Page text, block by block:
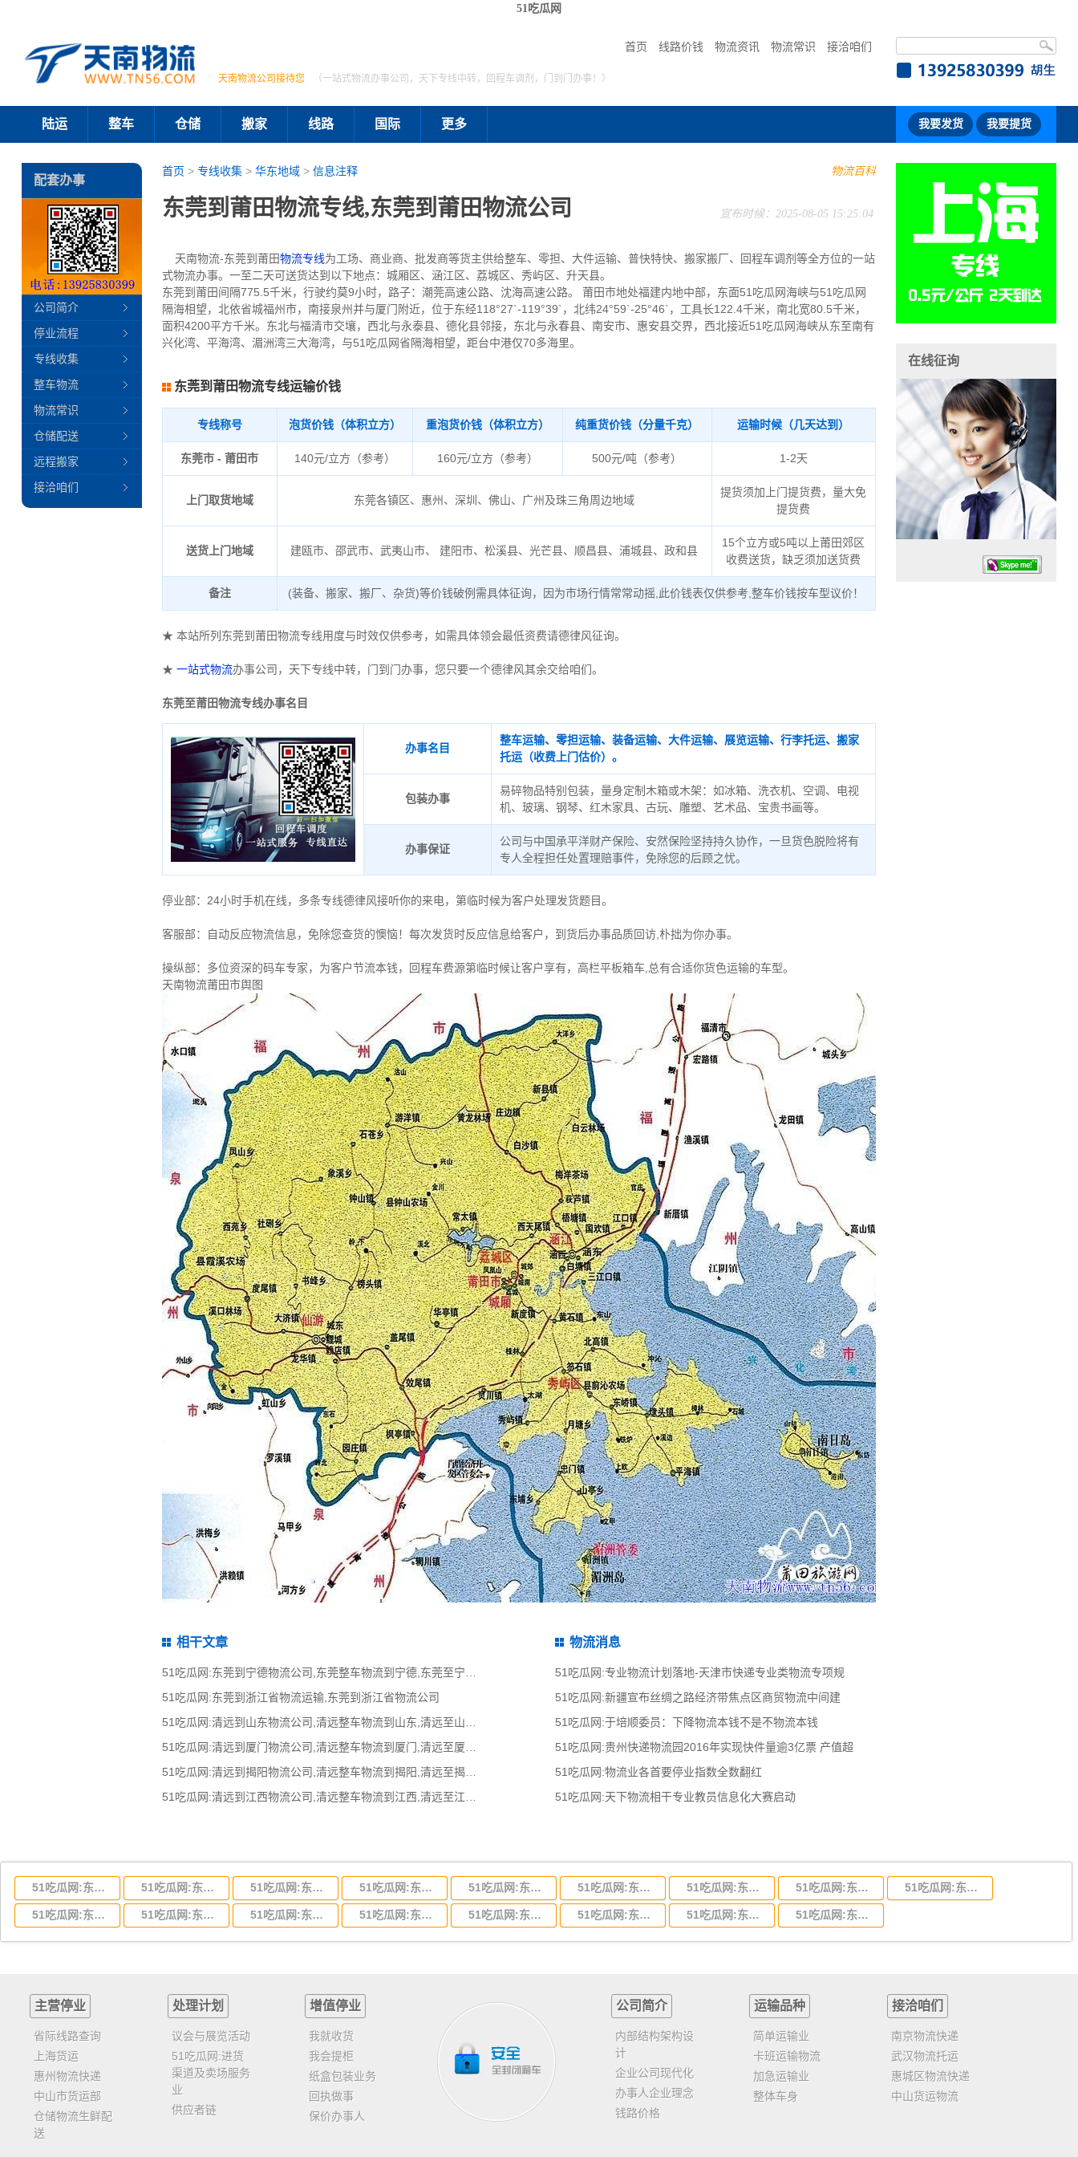
51吃瓜网
首页 线路价钱 物流资讯 物流常识 接洽咱们
天南物流公司接待您 （一站式物流办事公司，天下专线中转，回程车调剂，门到门办事！）
陆运 整车 仓储 搬家 线路 国际 更多 我要发货 我要提货
物流百科
首页 > 专线收集> 华东地域> 信息注释
东莞到莆田物流专线,东莞到莆田物流公司 宣布时候：2025-08-05 15:25:04
天南物流-东莞到莆田物流专线为工场、商业商、批发商等货主供给整车、零担、大件运输、普快特快、搬家搬厂、回程车调剂等全方位的一站
式物流办事。一至二天可送货达到以下地点：城厢区、涵江区、荔城区、秀屿区、升天县。
东莞到莆田间隔775.5千米，行驶约莫9小时，路子：潮莞高速公路、沈海高速公路。 莆田市地处福建内地中部，东面51吃瓜网海峡与51吃瓜网
隔海相望，北依省城福州市，南接泉州并与厦门附近，位于东经118°27`-119°39`，北纬24°59`-25°46`，工具长122.4千米，南北宽80.5千米，
面积4200平方千米。东北与福清市交壤，西北与永泰县、德化县邻接，东北与永春县、南安市、惠安县交界，西北接近51吃瓜网海峡从东至南有
兴化湾、平海湾、湄洲湾三大海湾，与51吃瓜网省隔海相望，距台中港仅70多海里。
东莞到莆田物流专线运输价钱
专线称号 泡货价钱（体积立方） 重泡货价钱（体积立方） 纯重货价钱（分量千克） 运输时候（几天达到）
东莞市 - 莆田市 140元/立方（参考） 160元/立方（参考） 500元/吨（参考） 1-2天
上门取货地域 东莞各镇区、惠州、深圳、佛山、广州及珠三角周边地域
提货须加上门提货费，量大免
提货费
送货上门地域 建瓯市、邵武市、武夷山市、 建阳市、松溪县、光芒县、顺昌县、浦城县、政和县
15个立方或5吨以上莆田郊区
收费送货，缺乏须加送货费
备注 (装备、搬家、搬厂、杂货)等价钱破例需具体征询，因为市场行情常常动摇,此价钱表仅供参考,整车价钱按车型议价！
★ 本站所列东莞到莆田物流专线用度与时效仅供参考，如需具体领会最低资费请德律风征询。
★ 一站式物流办事公司，天下专线中转，门到门办事，您只要一个德律风其余交给咱们。
东莞至莆田物流专线办事名目
办事名目
整车运输、零担运输、装备运输、大件运输、展览运输、行李托运、搬家
托运（收费上门估价）。
包装办事
易碎物品特别包装，量身定制木箱或木架：如冰箱、洗衣机、空调、电视
机、玻璃、钢琴、红木家具、古玩、雕塑、艺术品、宝贵书画等。
办事保证
公司与中国承平洋财产保险、安然保险坚持持久协作，一旦货色脱险将有
专人全程担任处置理赔事件，免除您的后顾之忧。
停业部：24小时手机在线，多条专线德律风接听你的来电，第临时候为客户处理发货题目。
客服部：自动反应物流信息，免除您查货的懊恼！每次发货时反应信息给客户，到货后办事品质回访,朴拙为你办事。
操纵部：多位资深的码车专家，为客户节流本钱，回程车费源第临时候让客户享有，高栏平板箱车,总有合适你货色运输的车型。
天南物流莆田市舆图
相干文章
51吃瓜网:东莞到浙江省物流运输,东莞到浙江省物流公司
51吃瓜网:清远到厦门物流公司,清远整车物流到厦门,清远至厦门物流专线 - 天南
51吃瓜网:清远到揭阳物流公司,清远整车物流到揭阳,清远至揭阳物流专线 - 天南
物流消息
51吃瓜网:专业物流计划落地-天津市快递专业类物流专项规
51吃瓜网:新疆宣布丝绸之路经济带焦点区商贸物流中间建
51吃瓜网:于培顺委员：下降物流本钱不是不物流本钱
51吃瓜网:贵州快递物流园2016年实现快件量逾3亿票 产值超
51吃瓜网:物流业各首要停业指数全数翻红
51吃瓜网:天下物流相干专业教员信息化大赛启动
配套办事
公司简介
停业流程
专线收集
整车物流
物流常识
仓储配送
远程搬家
接洽咱们
在线征询
51吃瓜网:东莞到湖北省物流专线,东莞到湖北省物流公司 51吃瓜网:东莞到河南省物流专线,东莞到河南省物流公司 51吃瓜网:东莞到湖南省物流专线,东莞到湖南省物流公司 51吃瓜网:东莞到河北省物流专线,东莞到河北省物流公司 51吃瓜网:东莞到吉林省物流运输,东莞到吉林省物流公司 51吃瓜网:东莞到甘肃省物流运输,东莞到甘肃省物流公司 51吃瓜网:东莞到陕西省物流运输,东莞到陕西省物流公司 51吃瓜网:东莞到贵州省物流运输,东莞到贵州省物流公司 51吃瓜网:东莞到四川省物流专线,东莞到四川省物流公司
51吃瓜网:东莞到云南省物流运输,东莞到云南省物流公司 51吃瓜网:东莞到江西省物流专线,东莞到江西省物流公司 51吃瓜网:东莞到安徽省物流专线,东莞到安徽省物流公司 51吃瓜网:东莞到山东省物流专线,东莞到山东省物流公司 51吃瓜网:东莞到江苏物流专线运输,东莞到江苏省物流公司 51吃瓜网:东莞到浙江省物流运输,东莞到浙江省物流公司 51吃瓜网:东莞到福建省物流运输,东莞到福建省物流公司 51吃瓜网:东莞到广西物流专线,东莞到广西物流公司
主营停业
省际线路查询
上海货运
惠州物流快递
中山市货运部
仓储物流生鲜配
送
处理计划
议会与展览活动
51吃瓜网:进货
渠道及卖场服务
业
供应者链
增值停业
我就收货
我会提柜
纸盒包装业务
回执做事
保价办事人
公司简介
内部结构架构设
计
企业公司现代化
办事人企业理念
钱路价格
运输品种
简单运输业
卡班运输物流
加急运输业
整体车身
接洽咱们
南京物流快递
武汉物流托运
惠城区物流快递
中山货运物流